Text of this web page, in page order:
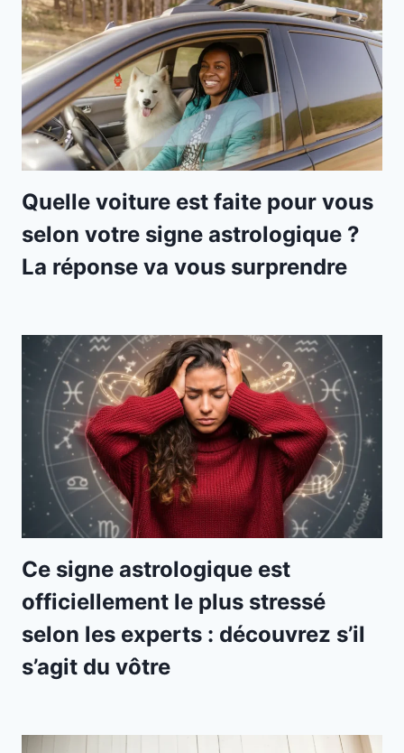
Quelle voiture est faite pour vous
selon votre signe astrologique ?
La réponse va vous surprendre
Ce signe astrologique est
officiellement le plus stressé
selon les experts : découvrez s’il
s’agit du vôtre